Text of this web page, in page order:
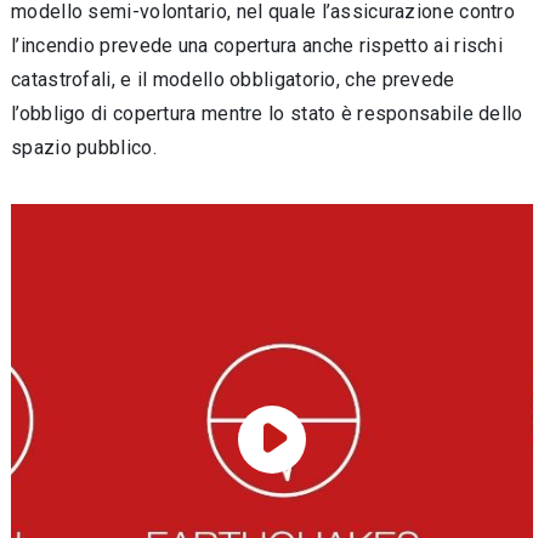
modello semi-volontario, nel quale l’assicurazione contro
l’incendio prevede una copertura anche rispetto ai rischi
catastrofali, e il modello obbligatorio, che prevede
l’obbligo di copertura mentre lo stato è responsabile dello
spazio pubblico.
Play Video